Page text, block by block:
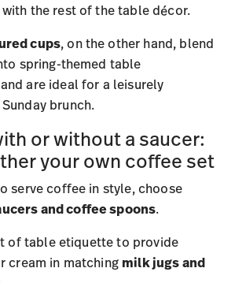
the rest of the table décor.
cups, on the other hand, blend
spring-themed table
are ideal for a leisurely
brunch.
or without a saucer:
your own coffee set
serve coffee in style, choose
and coffee spoons.
of table etiquette to provide
cream in matching milk jugsand